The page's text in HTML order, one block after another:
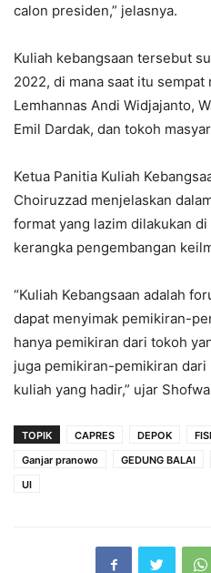
calon presiden,” jelasnya.
Kuliah kebangsaan tersebut
2022, di mana saat itu
Lemhannas Andi Widjajanto,
Emil Dardak, dan tokoh
Ketua Panitia Kuliah
Choiruzzad menjelaskan
format yang lazim dilakukan
kerangka pengembangan
“Kuliah Kebangsaan adalah
dapat menyimak pemikiran-
hanya pemikiran dari tokoh
juga pemikiran-pemikiran
kuliah yang hadir,” ujar
TOPIK CAPRES DEPOK
Ganjar pranowo
GEDUNG BALAI
UI